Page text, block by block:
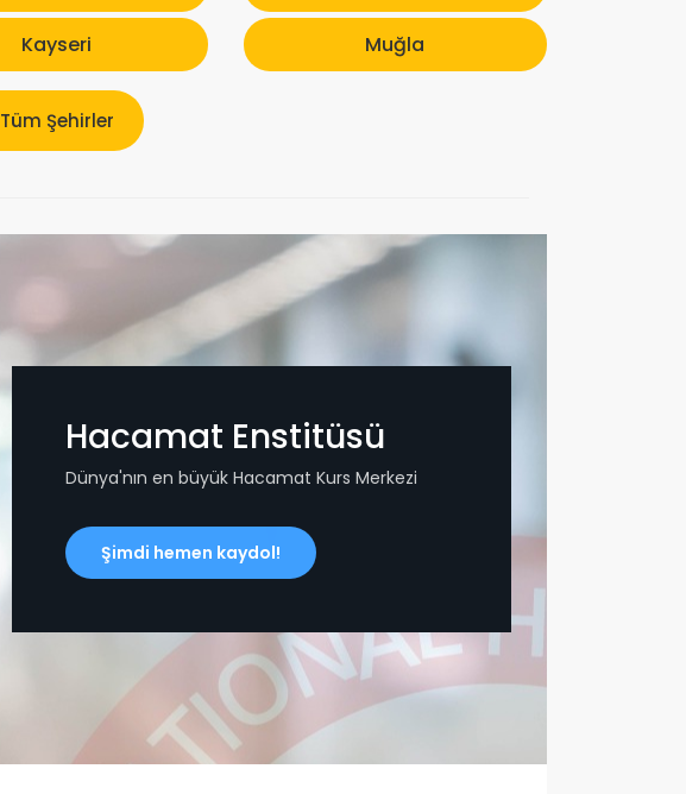
Kayseri Muğla
Tüm Şehirler
Hacamat Enstitüsü
Dünya'nın en büyük Hacamat Kurs Merkezi
Şimdi hemen kaydol!